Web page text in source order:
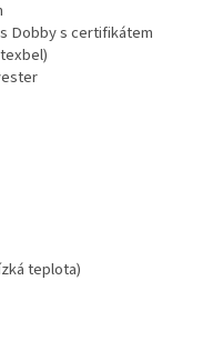
Dobby s certifikátem
teplota)